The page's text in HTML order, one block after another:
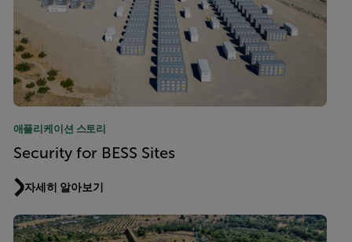
애플리케이션 스토리
Security for BESS Sites
자세히 알아보기